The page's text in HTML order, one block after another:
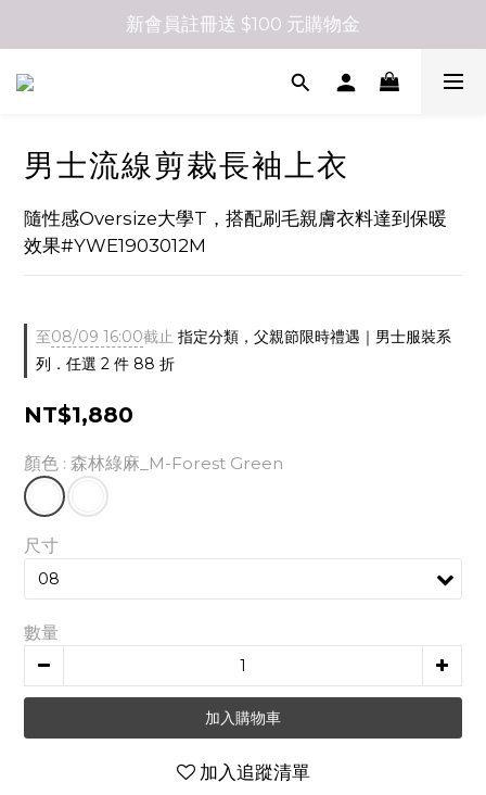
新會員註冊送 $100 元購物金
男士流線剪裁長袖上衣
隨性感Oversize大學T，搭配刷毛親膚衣料達到保暖
效果#YWE1903012M
至08/09 16:00截止 指定分類，父親節限時禮遇｜男士服裝系
列．任選 2 件 88 折
NT$1,880
顏色 : 森林綠麻_M-Forest Green
尺寸
數量
加入購物車
加入追蹤清單